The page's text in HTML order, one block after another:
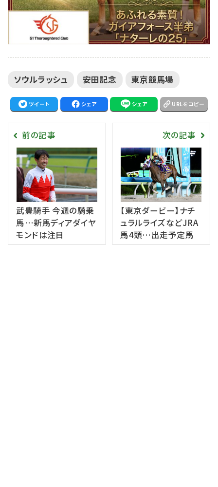
ソウルラッシュ 安田記念 東京競馬場
ツイート シェア シェア URLをコピー
前の記事
武豊騎手 今週の騎乗
馬…新馬ディアダイヤ
モンドは注目
次の記事
【東京ダービー】ナチ
ュラルライズなどJRA
馬4頭…出走予定馬